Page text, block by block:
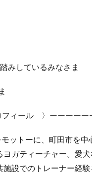
みしているみなさま
ィール 〉ーーーーー
ットーに、町田市を中
ガティーチャー。愛
設でのトレーナー経